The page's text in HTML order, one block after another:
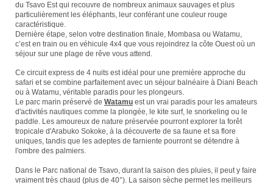
du Tsavo Est qui recouvre de nombreux animaux sauvages et plus
particulièrement les éléphants, leur conférant une couleur rouge
caractéristique.
Dernière étape, selon votre destination finale, Mombasa ou Watamu,
c’est en train ou en véhicule 4x4 que vous rejoindrez la côte Ouest où un
séjour sur une plage de rêve vous attend.
Ce circuit express de 4 nuits est idéal pour une première approche du
safari et se combine parfaitement avec un séjour balnéaire à Diani Beach
ou à Watamu, véritable paradis pour les plongeurs.
Le parc marin préservé de Watamu est un vrai paradis pour les amateurs
d'activités nautiques comme la plongée, le kite surf, le snorkeling ou le
paddle. Les amoureux de nature préservée pourront explorer la forêt
tropicale d'Arabuko Sokoke, à la découverte de sa faune et sa flore
uniques, tandis que les adeptes de farniente pourront se détendre à
l'ombre des palmiers.
Dans le Parc national de Tsavo, durant la saison des pluies, il peut y faire
vraiment très chaud (plus de 40°). La saison sèche permet les meilleurs